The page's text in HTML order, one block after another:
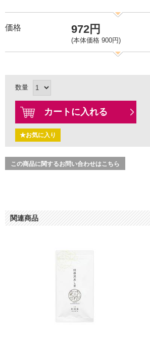
価格 972円
(本体価格 900円)
数量
カートに入れる
★お気に入り
この商品に関するお問い合わせはこちら
関連商品